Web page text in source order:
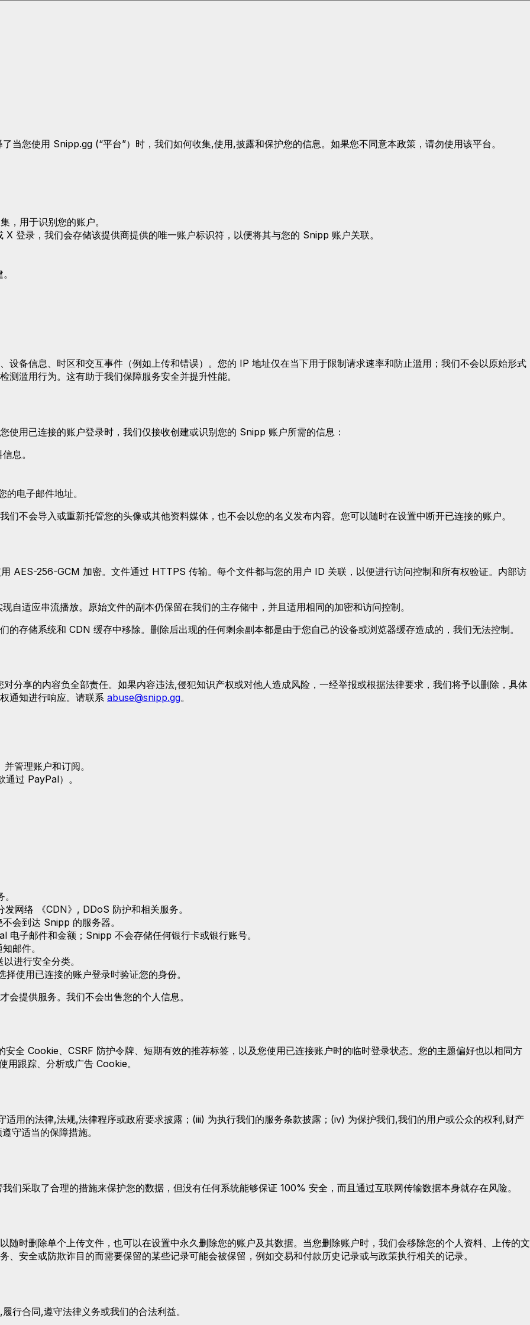
当您使用 Snipp.gg (“平台”）时，我们如何收集,使用,披露和保护您的信息。如果您不同意本政策，请勿使用该平台。
，用于识别您的账户。
登录，我们会存储该提供商提供的唯一账户标识符，以便将其与您的 Snipp 账户关联。
设备信息、时区和交互事件（例如上传和错误）。您的 IP 地址仅在当下用于限制请求速率和防止滥用；我们不会以原始形式
滥用行为。这有助于我们保障服务安全并提升性能。
使用已连接的账户登录时，我们仅接收创建或识别您的 Snipp 账户所需的信息：
息。
电子邮件地址。
不会导入或重新托管您的头像或其他资料媒体，也不会以您的名义发布内容。您可以随时在设置中断开已连接的账户。
AES-256-GCM 加密。文件通过 HTTPS 传输。每个文件都与您的用户 ID 关联，以便进行访问控制和所有权验证。内部访
自适应串流播放。原始文件的副本仍保留在我们的主存储中，并且适用相同的加密和访问控制。
存储系统和 CDN 缓存中移除。删除后出现的任何剩余副本都是由于您自己的设备或浏览器缓存造成的，我们无法控制。
分享的内容负全部责任。如果内容违法,侵犯知识产权或对他人造成风险，一经举报或根据法律要求，我们将予以删除，具体
通知进行响应。请联系 abuse@snipp.gg。
管理账户和订阅。
过 PayPal）。
网络 《CDN》, DDoS 防护和相关服务。
会到达 Snipp 的服务器。
电子邮件和金额；Snipp 不会存储任何银行卡或银行账号。
邮件。
进行安全分类。
使用已连接的账户登录时验证您的身份。
提供服务。我们不会出售您的个人信息。
全 Cookie、CSRF 防护令牌、短期有效的推荐标签，以及您使用已连接账户时的临时登录状态。您的主题偏好也以相同方
跟踪、分析或广告 Cookie。
用的法律,法规,法律程序或政府要求披露；(iii) 为执行我们的服务条款披露；(iv) 为保护我们,我们的用户或公众的权利,财产
守适当的保障措施。
们采取了合理的措施来保护您的数据，但没有任何系统能够保证 100% 安全，而且通过互联网传输数据本身就存在风险。
随时删除单个上传文件，也可以在设置中永久删除您的账户及其数据。当您删除账户时，我们会移除您的个人资料、上传的文
安全或防欺诈目的而需要保留的某些记录可能会被保留，例如交易和付款历史记录或与政策执行相关的记录。
行合同,遵守法律义务或我们的合法利益。